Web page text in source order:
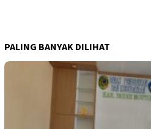
PALING BANYAK DILIHAT